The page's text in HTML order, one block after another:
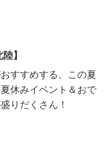
】
すすめする、この夏
休みイベント＆おで
りだくさん！